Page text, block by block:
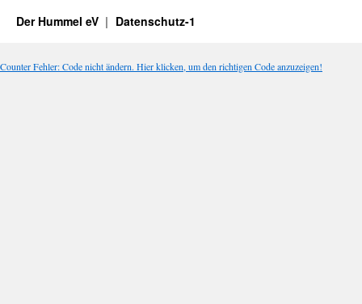
Der Hummel eV Datenschutz-1
Counter Fehler: Code nicht ändern. Hier klicken, um den richtigen Code anzuzeigen!